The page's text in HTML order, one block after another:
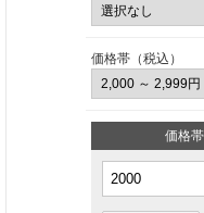
価格帯（税込）
価格